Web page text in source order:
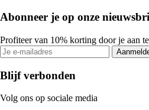
Abonneer je op onze
Profiteer van 10% korting door je aan
Blijf verbonden
Volg ons op sociale media